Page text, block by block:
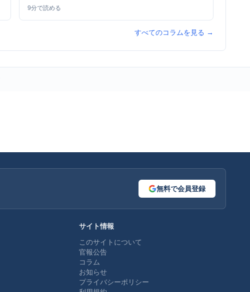
9分で読める
すべてのコラムを見る →
無料で会員登録
サイト情報
このサイトについて
官報公告
コラム
お知らせ
プライバシーポリシー